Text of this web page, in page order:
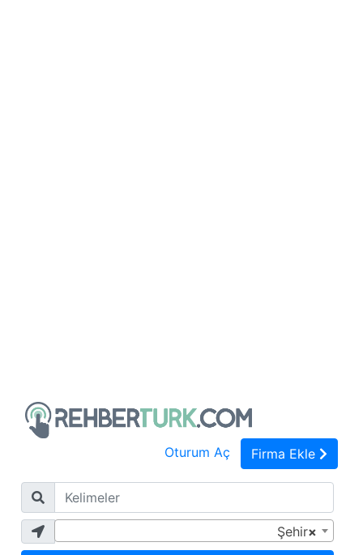
Oturum Aç Firma Ekle
×
Şehir